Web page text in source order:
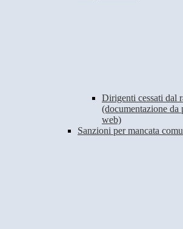
Dirigenti cessati dal
(documentazione da
web)
Sanzioni per mancata